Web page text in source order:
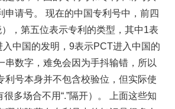
请号。 现在的中国专利号中，前四
，第五位表示专利的类型，其中1表
中国的发明，9表示PCT进入中国的
数字，难免会因为手抖输错，所以
号本身并不包含校验位，但实际使
多场合不用“.”隔开）。 上面这些知